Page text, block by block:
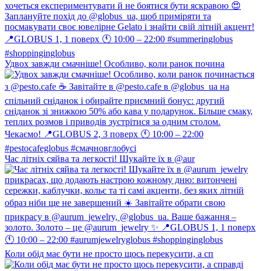
Удвох завжди смачніше! Особливо, коли ранок почина
Час літніх сяйва та легкості! Шукайте їх в @aur
Коли обід має бути не просто щось перекусити, а сп